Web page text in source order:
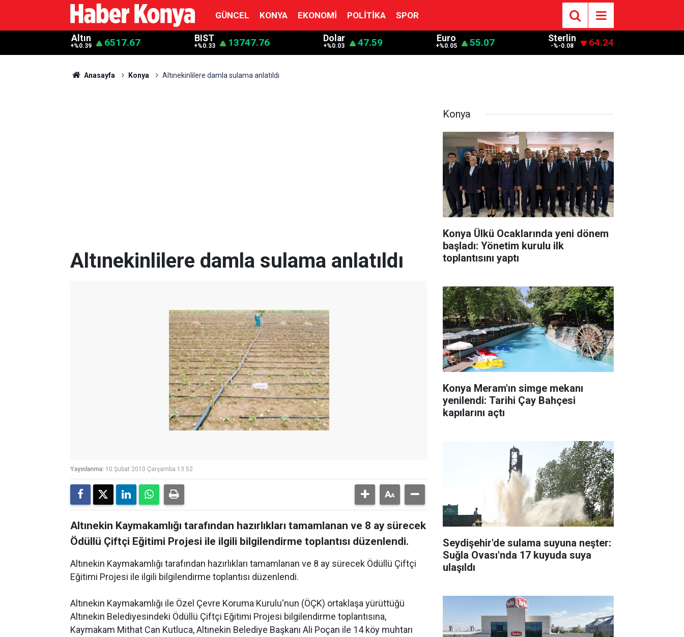
GÜNCEL KONYA EKONOMI POLITIKA SPOR
Altın
+%0.39 6517.67 BIST
+%0.33 13747.76 Dolar
+%0.03 47.59 Euro
+%0.05 55.07 Sterlin
-%-0.08 64.24
Anasayfa Konya Altınekinlilere damla sulama anlatıldı
Altınekinlilere damla sulama anlatıldı
Yayınlanma: 10 Şubat 2010 Çarşamba 13:52
Altınekin Kaymakamlığı tarafından hazırlıkları tamamlanan ve 8 ay sürecek
Ödüllü Çiftçi Eğitimi Projesi ile ilgili bilgilendirme toplantısı düzenlendi.
Altınekin Kaymakamlığı tarafından hazırlıkları tamamlanan ve 8 ay sürecek Ödüllü Çiftçi
Eğitimi Projesi ile ilgili bilgilendirme toplantısı düzenlendi.
Altınekin Kaymakamlığı ile Özel Çevre Koruma Kurulu'nun (ÖÇK) ortaklaşa yürüttüğü
Altınekin Belediyesindeki Ödüllü Çiftçi Eğitimi Projesi bilgilendirme toplantısına,
Kaymakam Mithat Can Kutluca, Altınekin Belediye Başkanı Ali Poçan ile 14 köy muhtarı
Konya
Konya Ülkü Ocaklarında yeni dönem
başladı: Yönetim kurulu ilk
toplantısını yaptı
Konya Meram'ın simge mekanı
yenilendi: Tarihi Çay Bahçesi
kapılarını açtı
Seydişehir'de sulama suyuna neşter:
Suğla Ovası'nda 17 kuyuda suya
ulaşıldı